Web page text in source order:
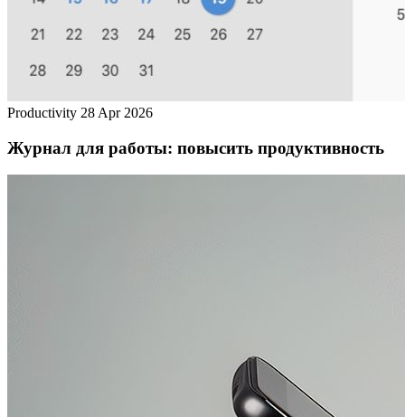
Productivity 28 Apr 2026
Журнал для работы: повысить продуктивность